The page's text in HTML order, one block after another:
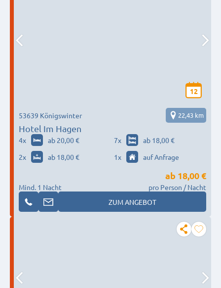
12
Hotel Im Hagen
53639 Königswinter 22,43 km
4x ab 20,00 € 7x
ab 18,00 €
2x ab 18,00 € 1x auf Anfrage
Mind. 1 Nacht
ab 18,00 €
pro Person / Nacht
ZUM ANGEBOT